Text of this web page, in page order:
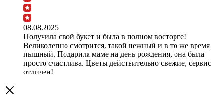
08.08.2025
Получила свой букет и была в полном восторге!
Великолепно смотрится, такой нежный и в то же время
пышный. Подарила маме на день рождения, она была
просто счастлива. Цветы действительно свежие, сервис
отличен!